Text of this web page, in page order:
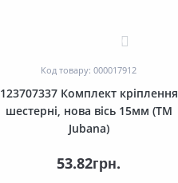
Код товару: 000017912
123707337 Комплект кріплення
шестерні, нова вісь 15мм (ТМ
Jubana)
53.82грн.